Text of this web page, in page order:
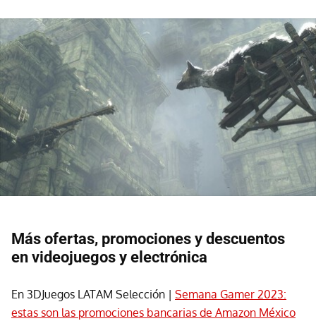
Más ofertas, promociones y descuentos
en videojuegos y electrónica
En 3DJuegos LATAM Selección | Semana Gamer 2023:
estas son las promociones bancarias de Amazon México